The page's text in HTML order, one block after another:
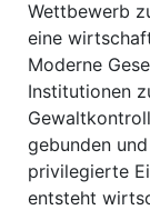
Wettbewerb
eine
Moderne
Institutionen
gebunden
privilegierte
entsteht